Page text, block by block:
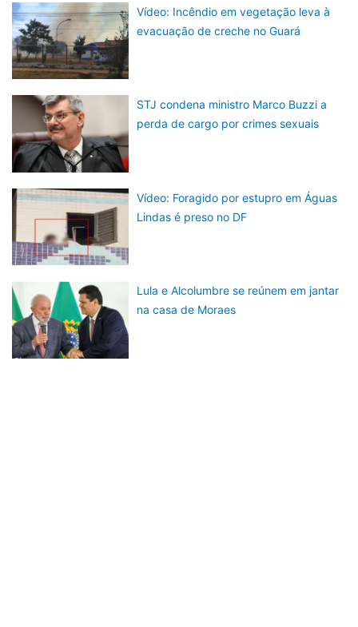
Vídeo: Incêndio em vegetação leva à
evacuação de creche no Guará
STJ condena ministro Marco Buzzi a
perda de cargo por crimes sexuais
Vídeo: Foragido por estupro em Águas
Lindas é preso no DF
Lula e Alcolumbre se reúnem em jantar
na casa de Moraes